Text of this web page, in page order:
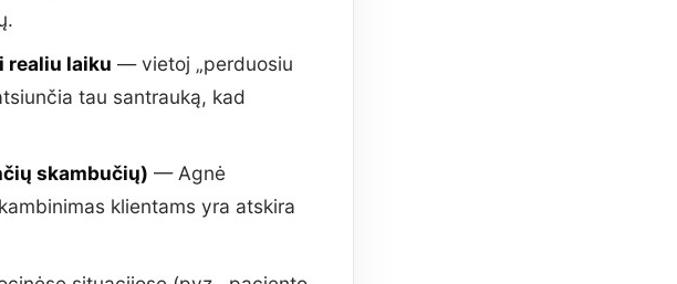
realiu laiku — vietoj „perduosiu
tau santrauką, kad
skambučių) — Agnė
klientams yra atskira